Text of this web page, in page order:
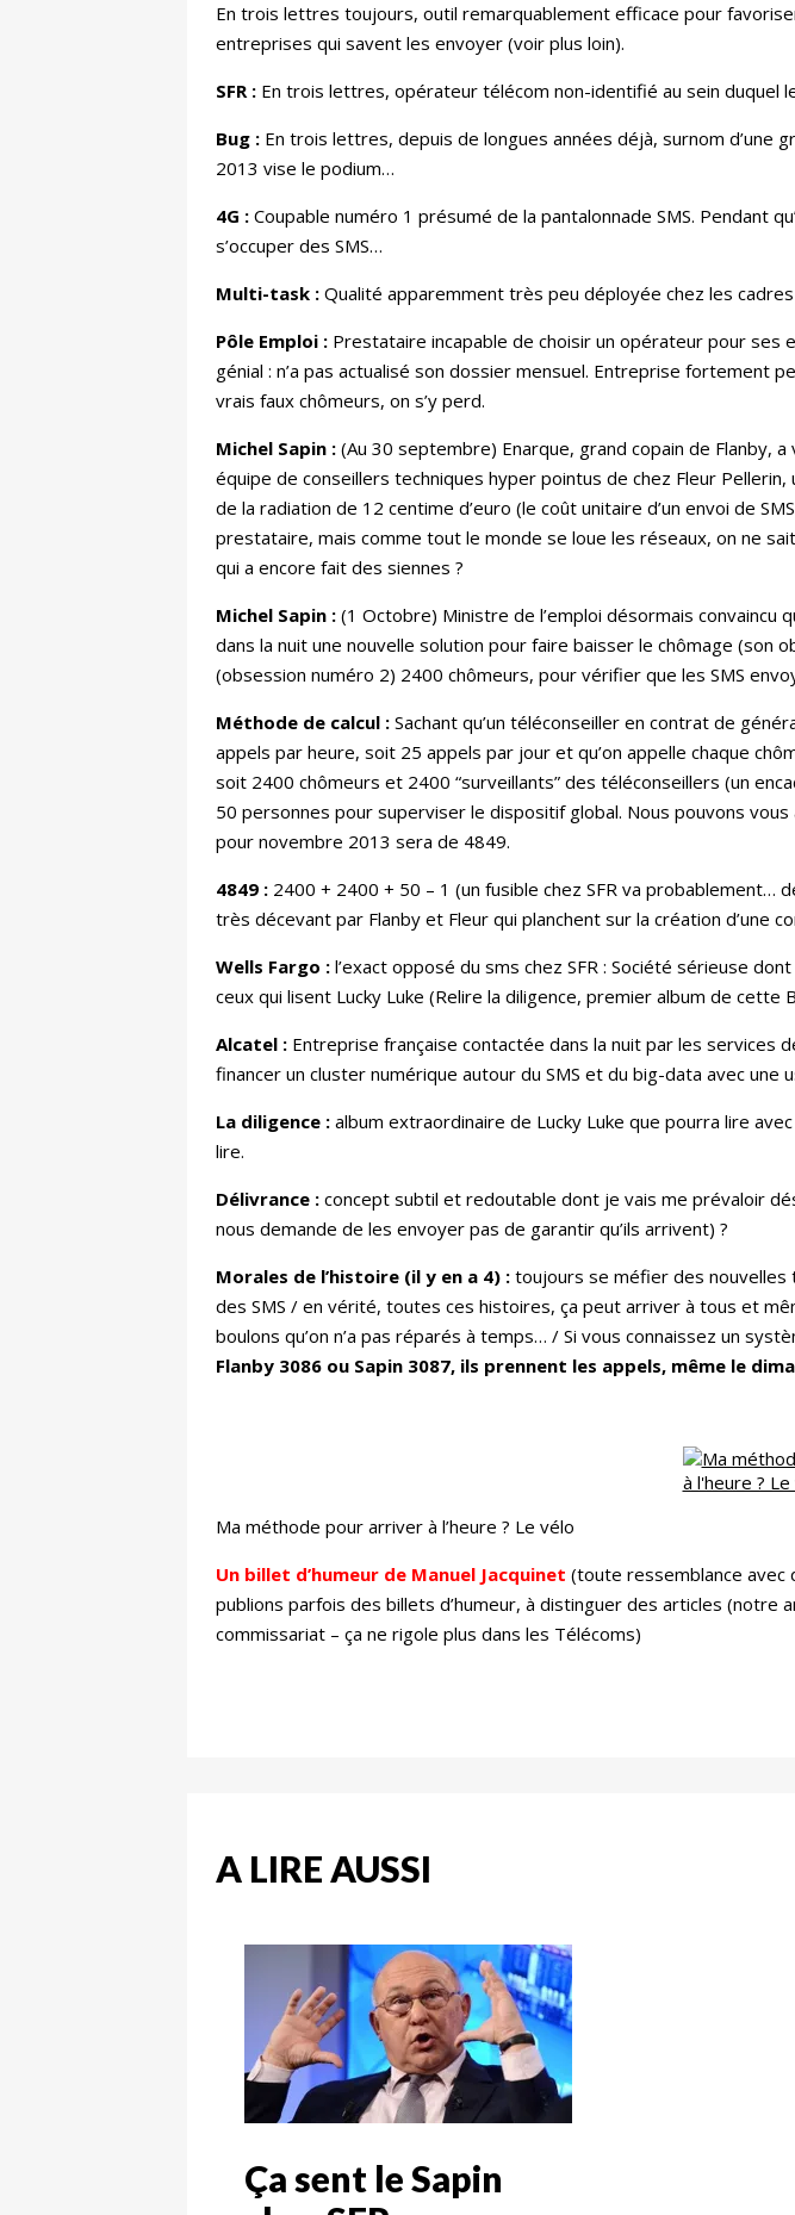
En trois lettres toujours, outil remarquablement efficace pour
entreprises qui savent les envoyer (voir plus loin).
SFR : En trois lettres, opérateur télécom non-identifié au sein duquel
Bug : En trois lettres, depuis de longues années déjà, surnom d’une
2013 vise le podium…
4G : Coupable numéro 1 présumé de la pantalonnade SMS. Pendant
s’occuper des SMS…
Multi-task : Qualité apparemment très peu déployée chez les
Pôle Emploi : Prestataire incapable de choisir un opérateur pour ses
génial : n’a pas actualisé son dossier mensuel. Entreprise fortement
vrais faux chômeurs, on s’y perd.
Michel Sapin : (Au 30 septembre) Enarque, grand copain de Flanby,
équipe de conseillers techniques hyper pointus de chez Fleur
de la radiation de 12 centime d’euro (le coût unitaire d’un envoi de
prestataire, mais comme tout le monde se loue les réseaux, on ne
qui a encore fait des siennes ?
Michel Sapin : (1 Octobre) Ministre de l’emploi désormais convaincu
dans la nuit une nouvelle solution pour faire baisser le chômage (son
(obsession numéro 2) 2400 chômeurs, pour vérifier que les SMS
Méthode de calcul : Sachant qu’un téléconseiller en contrat de
appels par heure, soit 25 appels par jour et qu’on appelle chaque
soit 2400 chômeurs et 2400 “surveillants” des téléconseillers (un
50 personnes pour superviser le dispositif global. Nous pouvons
pour novembre 2013 sera de 4849.
4849 : 2400 + 2400 + 50 – 1 (un fusible chez SFR va probablement…
très décevant par Flanby et Fleur qui planchent sur la création d’une
Wells Fargo : l’exact opposé du sms chez SFR : Société sérieuse
ceux qui lisent Lucky Luke (Relire la diligence, premier album de cette
Alcatel : Entreprise française contactée dans la nuit par les services
financer un cluster numérique autour du SMS et du big-data avec une
La diligence : album extraordinaire de Lucky Luke que pourra lire
lire.
Délivrance : concept subtil et redoutable dont je vais me prévaloir
nous demande de les envoyer pas de garantir qu’ils arrivent) ?
Morales de l’histoire (il y en a 4) : toujours se méfier des nouvelles
des SMS / en vérité, toutes ces histoires, ça peut arriver à tous et
boulons qu’on n’a pas réparés à temps… / Si vous connaissez un
Flanby 3086 ou Sapin 3087, ils prennent les appels, même le
Ma méthode pour arriver à l’heure ? Le vélo
Un billet d’humeur de Manuel Jacquinet (toute ressemblance avec
publions parfois des billets d’humeur, à distinguer des articles (notre
commissariat – ça ne rigole plus dans les Télécoms)
A LIRE AUSSI
Ça sent le Sapin